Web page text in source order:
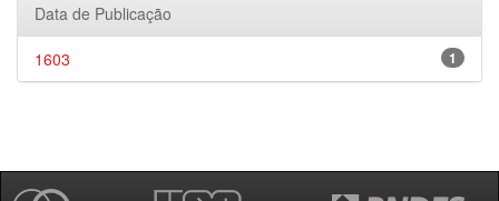
Data de Publicação
1
1603